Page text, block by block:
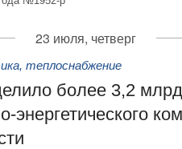
23 июля, четверг
теплоснабжение
более 3,2
энергетического